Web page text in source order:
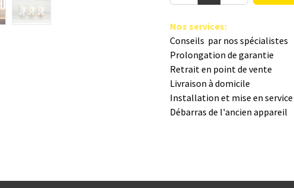
Nos s​ervices:
Conseils par nos spé​cialistes
Prolongation de garantie
Retrait en point de vente
Livraison à domicile
Installation et mise en service
Débarras de l'ancien appareil